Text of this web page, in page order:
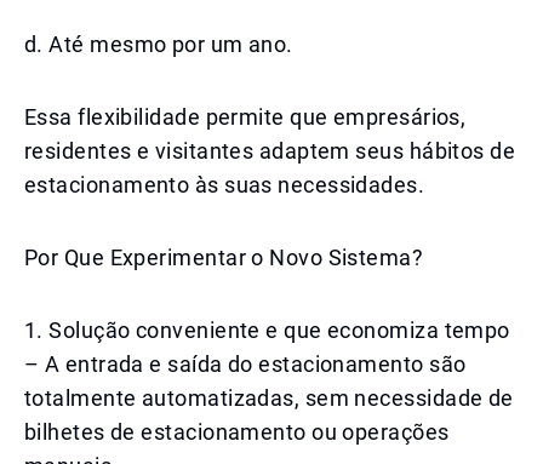
d. Até mesmo por um ano.
Essa flexibilidade permite que empresários,
residentes e visitantes adaptem seus hábitos de
estacionamento às suas necessidades.
Por Que Experimentar o Novo Sistema?
1. Solução conveniente e que economiza tempo
– A entrada e saída do estacionamento são
totalmente automatizadas, sem necessidade de
bilhetes de estacionamento ou operações